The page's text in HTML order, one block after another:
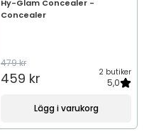
Hy-Glam Concealer -
Concealer
479 kr
459 kr 2 butiker
5,0
Lägg i varukorg